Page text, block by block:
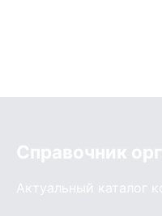
Справочник
Актуальный каталог